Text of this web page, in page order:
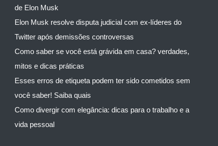
de Elon Musk
Elon Musk resolve disputa judicial com ex-líderes do
Twitter após demissões controversas
Como saber se você está grávida em casa? verdades,
mitos e dicas práticas
Esses erros de etiqueta podem ter sido cometidos sem
você saber! Saiba quais
Como divergir com elegância: dicas para o trabalho e a
vida pessoal